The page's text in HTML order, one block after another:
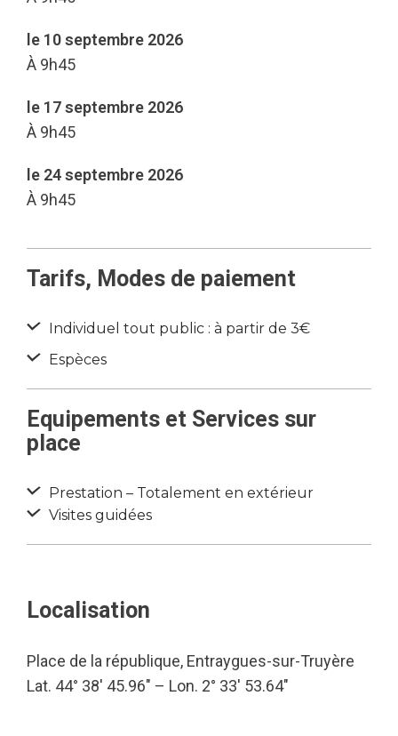
le 10 septembre 2026
À 9h45
le 17 septembre 2026
À 9h45
le 24 septembre 2026
À 9h45
Tarifs, Modes de paiement
Individuel tout public : à partir de 3€
Espèces
Equipements et Services sur
place
Prestation – Totalement en extérieur
Visites guidées
Localisation
Place de la république, Entraygues-sur-Truyère
Lat. 44° 38′ 45.96″ – Lon. 2° 33′ 53.64″